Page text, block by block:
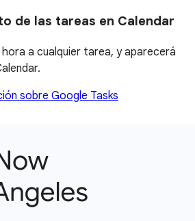
de las tareas en Calendar
a cualquier tarea, y aparecerá
sobre Google Tasks